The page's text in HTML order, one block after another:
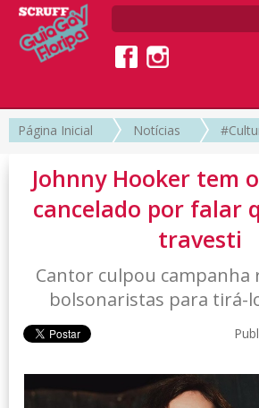
Página Inicial Notícias
Johnny Hooker tem
cancelado por falar
travesti
Cantor culpou campanha
bolsonaristas para tirá-